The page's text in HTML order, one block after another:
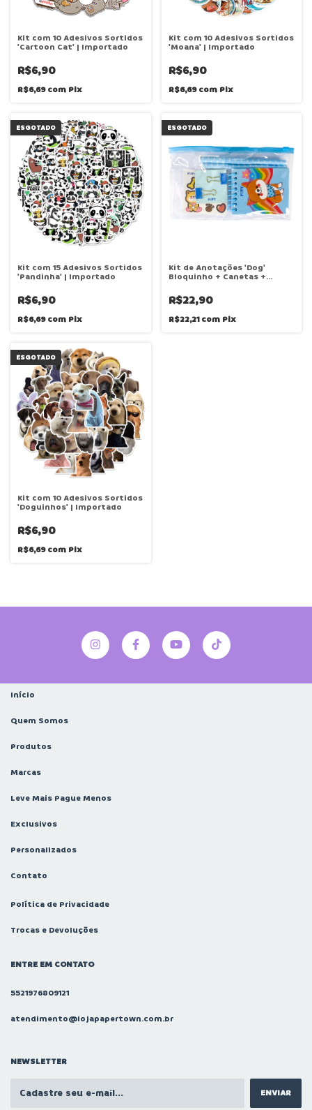
Kit com 10 Adesivos Sortidos
'Cartoon Cat' | Importado
R$6,90
R$6,69com Pix
Kit com 10 Adesivos Sortidos
'Moana' | Importado
R$6,90
R$6,69com Pix
ESGOTADO
Kit com 15 Adesivos Sortidos
'Pandinha' | Importado
R$6,90
R$6,69com Pix
ESGOTADO
Kit de Anotações 'Dog'
Bloquinho + Canetas +
7 itens | Fofy
R$22,90
R$22,21com Pix
ESGOTADO
Kit com 10 Adesivos Sortidos
'Doguinhos' | Importado
R$6,90
R$6,69com Pix
Início
Quem Somos
Produtos
Marcas
Leve Mais Pague Menos
Exclusivos
Personalizados
Contato
Política de Privacidade
Trocas e Devoluções
ENTRE EM CONTATO
5521976809121
atendimento@lojapapertown.com.br
NEWSLETTER